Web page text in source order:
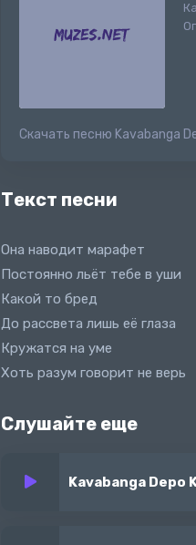
Скачать песню Kavabanga
Текст песни
Она наводит марафет
Постоянно льёт тебе в уши
Какой то бред
До рассвета лишь её глаза
Кружатся на уме
Хоть разум говорит не верь
Слушайте еще
Kavabanga Depo